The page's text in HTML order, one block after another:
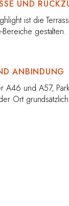
UND
ist die
ANBINDUNG
A46 und A57,
Ort